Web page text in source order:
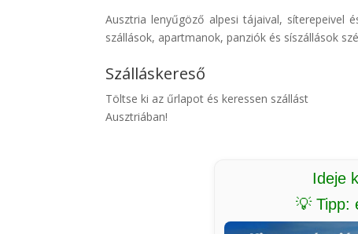
Szállásinfo.eu
Repülőjegy
pénzvisszatérítéssel
Autóbérlés
Ausztria lenyűgöző alpesi tájaival, síterepeivel
szállások, apartmanok, panziók és síszállások
Szálláskereső
Töltse ki az űrlapot és keressen szállást
Ausztriában!
Ideje
💡 Tipp: